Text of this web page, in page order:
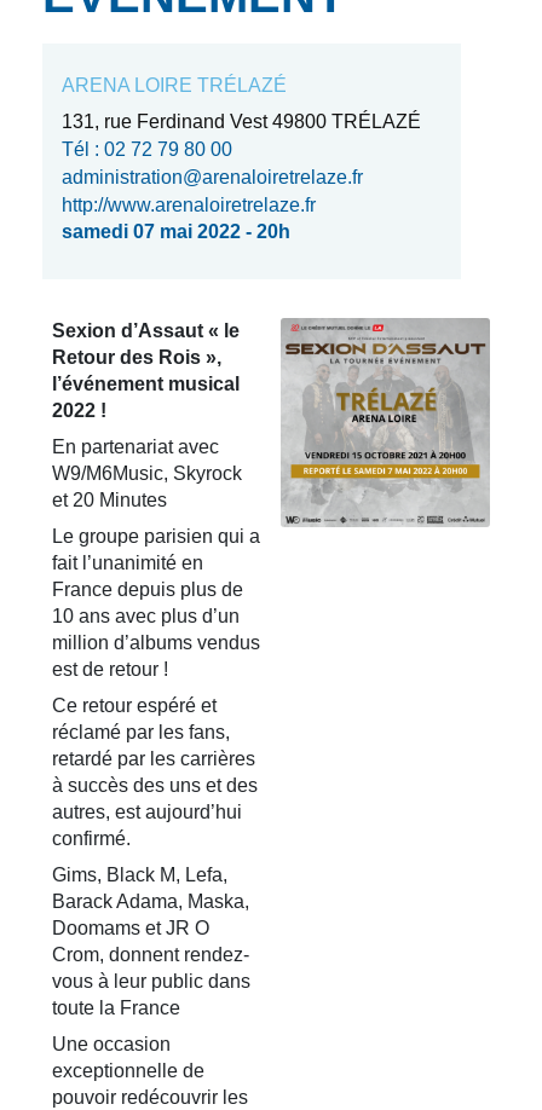
ARENA LOIRE TRÉLAZÉ
131, rue Ferdinand Vest 49800 TRÉLAZÉ
Tél : 02 72 79 80 00
administration@arenaloiretrelaze.fr
http://www.arenaloiretrelaze.fr
samedi 07 mai 2022 - 20h
Sexion d’Assaut « le
Retour des Rois »,
l’événement musical
2022 !
En partenariat avec
W9/M6Music, Skyrock
et 20 Minutes
Le groupe parisien qui a
fait l’unanimité en
France depuis plus de
10 ans avec plus d’un
million d’albums vendus
est de retour !
Ce retour espéré et
réclamé par les fans,
retardé par les carrières
à succès des uns et des
autres, est aujourd’hui
confirmé.
Gims, Black M, Lefa,
Barack Adama, Maska,
Doomams et JR O
Crom, donnent rendez-
vous à leur public dans
toute la France
Une occasion
exceptionnelle de
pouvoir redécouvrir les